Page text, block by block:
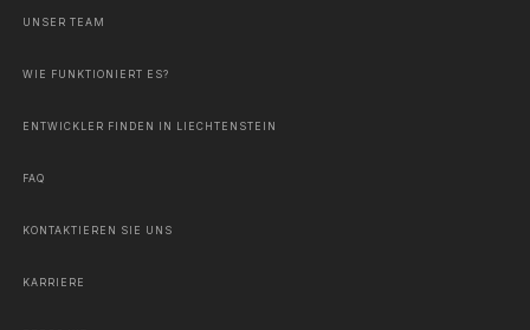
UNSER TEAM
WIE FUNKTIONIERT ES?
ENTWICKLER FINDEN IN LIECHTENSTEIN
FAQ
KONTAKTIEREN SIE UNS
KARRIERE